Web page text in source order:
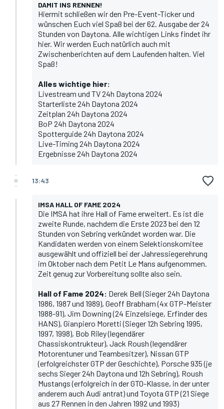
DAMIT INS RENNEN!
Hiermit schließen wir den Pre-Event-Ticker und
wünschen Euch viel Spaß bei der 62. Ausgabe der 24
Stunden von Daytona. Alle wichtigen Links findet ihr
hier. Wir werden Euch natürlich auch mit
Zwischenberichten auf dem Laufenden halten. Viel
Spaß!
Alles wichtige hier:
Livestream und TV 24h Daytona 2024
Starterliste 24h Daytona 2024
Zeitplan 24h Daytona 2024
BoP 24h Daytona 2024
Spotterguide 24h Daytona 2024
Live-Timing 24h Daytona 2024
Ergebnisse 24h Daytona 2024
13:43
IMSA HALL OF FAME 2024
Die IMSA hat ihre Hall of Fame erweitert. Es ist die
zweite Runde, nachdem die Erste 2023 bei den 12
Stunden von Sebring verkündet worden war. Die
Kandidaten werden von einem Selektionskomitee
ausgewählt und offiziell bei der Jahressiegerehrung
im Oktober nach dem Petit Le Mans aufgenommen.
Zeit genug zur Vorbereitung sollte also sein.
Hall of Fame 2024: Derek Bell (Sieger 24h Daytona
1986, 1987 und 1989), Geoff Brabham (4x GTP-Meister
1988-91), Jim Downing (24 Einzelsiege, Erfinder des
HANS), Gianpiero Moretti (Sieger 12h Sebring 1995,
1997, 1998), Bob Riley (legendärer
Chassiskontrukteur), Jack Roush (legendärer
Motorentuner und Teambesitzer), Nissan GTP
(erfolgreichster GTP der Geschichte), Porsche 935 (je
sechs Sieger 24h Daytona und 12h Sebring), Roush
Mustangs (erfolgreich in der GTO-Klasse, in der unter
anderem auch Audi antrat) und Toyota GTP (21 Siege
aus 27 Rennen in den Jahren 1992 und 1993)